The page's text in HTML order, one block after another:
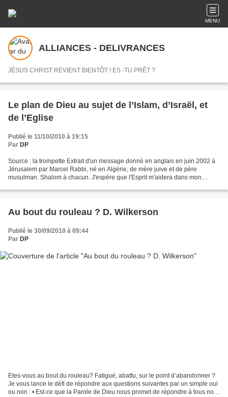
MENU
ALLIANCES - DELIVRANCES
JÉSUS CHRIST REVIENT BIENTÔT ! ES -TU PRÊT ?
Le plan de Dieu au sujet de l’Islam, d’Israël, et
Publié le 11/10/2010 à 19:15
Par DP
Source : la trompette Extrait d'un message donné en anglais en juin 2002 à
Jérusalem par Marcel Rabbi, né en Algérie, de mère juive et de père
musulman. Shalom à chacun. J'espère que l'Esprit m'aidera dans mon
Au bout du rouleau ? D. Wilkerson
Publié le 30/09/2010 à 09:44
Par DP
Etes-vous au bout du rouleau? Fatigué, abattu, sur le point d’abandonner ?
Je vous lance le défi de répondre aux questions suivantes par un simple oui
ou non : • Est-ce que la Parole de Dieu nous promet de répondre à tous nos